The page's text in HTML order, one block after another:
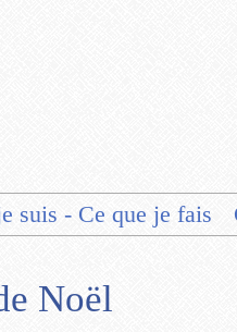
suis - Ce que je fais
Noël